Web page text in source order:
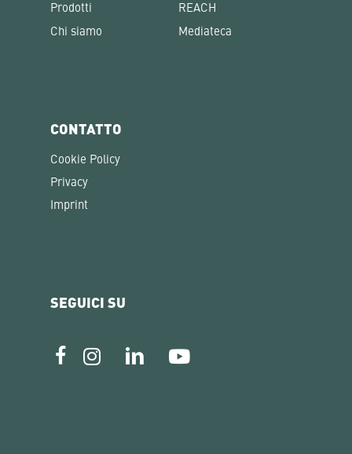
Prodotti
Chi siamo
REACH
Mediateca
CONTATTO
Cookie Policy
Privacy
Imprint
SEGUICI SU